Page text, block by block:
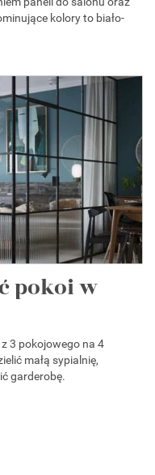
kolory to biało-
pokoi w
3 pokojowego na 4
małą sypialnię,
garderobę.